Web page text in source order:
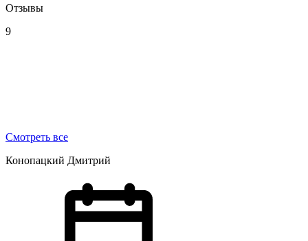
Отзывы
9
Смотреть все
Конопацкий Дмитрий